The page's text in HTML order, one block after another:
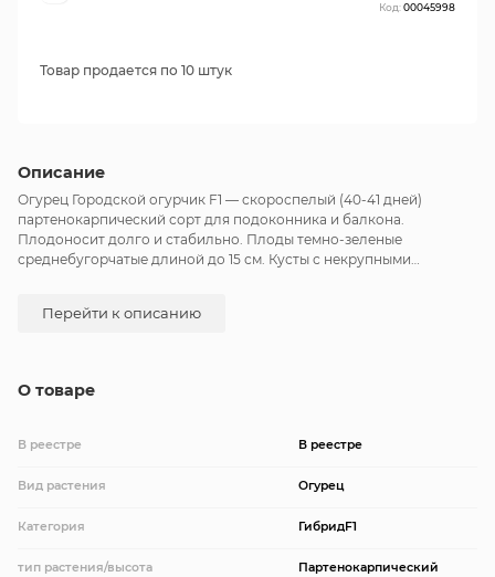
Описание
Огурец Городской огурчик F1 — скороспелый (40-41 дней)
партенокарпический сорт для подоконника и балкона.
Плодоносит долго и стабильно. Плоды темно-зеленые
среднебугорчатые длиной до 15 см. Кусты с некрупными
свежем виде и засолки. Средняя длина 9-12 см, диаметром 2,1-2,7
Перейти к описанию
О товаре
В реестре В реестре
Вид растения Огурец
Категория ГибридF1
тип растения/высота Партенокарпический
Код:00045998
Товар продается по 10 штук